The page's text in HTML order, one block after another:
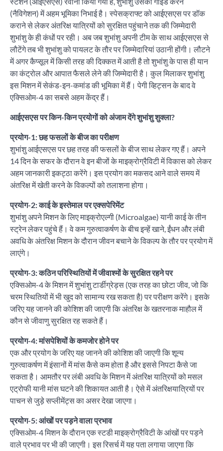
(नैविगेशन) में अहम भूमिका निभाई है। स्पेसक्राफ्ट को आईएसएस पर डॉक
कराने से लेकर अंतरिक्ष यात्रियों को सुरक्षित पहुंचाने तक की जिम्मेदारी
शुभांशु के ही कंधों पर रही। अब जब शुभांशु अपनी टीम के साथ आईएसएस से
लौटेंगे तब भी शुभांशु को पायलट के तौर पर जिम्मेदारियां उठानी होंगी। लौटने
में अगर कैप्सूल में किसी तरह की दिक्कत में आती है तो शुभांशु के पास ही यान
का कंट्रोल और आपात फैसले लेने की जिम्मेदारी है। कुल मिलाकर शुभांशु
इस मिशन में सेकंड-इन-कमांड की भूमिका में हैं। पेगी व्हिट्सन के बाद वे
एक्सिओम-4 का सबसे अहम केंद्र हैं।
आईएसएस पर किन-किन प्रयोगों को अंजाम देंगे शुभांशु शुक्ला?
प्रयोग-1: छह फसलों के बीज का परीक्षण
शुभांशु आईएसएस पर छह तरह की फसलों के बीज साथ लेकर गए हैं। अपने
14 दिन के सफर के दौरान वे इन बीजों के माइक्रोग्रैविटी में विकास को लेकर
अहम जानकारी इकट्ठा करेंगे। इस प्रयोग का मकसद आने वाले समय में
अंतरिक्ष में खेती करने के विकल्पों को तलाशना होगा।
प्रयोग-2: काई के इस्तेमाल पर एक्सपेरिमेंट
शुभांशु अपने मिशन के लिए माइक्रोएल्गी (Microalgae) यानी काई के तीन
स्ट्रेन लेकर पहुंचे हैं। वे कम गुरुत्वाकर्षण के बीच इन्हें खाने, ईंधन और लंबी
अवधि के अंतरिक्ष मिशन के दौरान जीवन बचाने के विकल्प के तौर पर प्रयोग में
लाएंगे।
प्रयोग-3: कठिन परिस्थितियों में जीवाश्मों के सुरक्षित रहने पर
एक्सिओम-4 के मिशन में शुभांशु टार्डीग्रेड्स (एक तरह का छोटा जीव, जो कि
चरम स्थितियों में भी खुद को सामान्य रख सकता है) पर परीक्षण करेंगे। इसके
जरिए यह जानने की कोशिश की जाएगी कि अंतरिक्ष के खतरनाक माहौल में
कौन से जीवाणु सुरक्षित रह सकते हैं।
प्रयोग-4: मांसपेशियों के कमजोर होने पर
एक और प्रयोग के जरिए यह जानने की कोशिश की जाएगी कि शून्य
गुरुत्वाकर्षण में इंसानों में मांस कैसे कम होता है और इससे निपटा कैसे जा
सकता है। आमतौर पर लंबी अवधि के मिशन में अंतरिक्ष यात्रियों को मसल
एट्रोफी यानी मांस घटने की शिकायत आती है। ऐसे में अंतरिक्षयात्रियों पर
पाचन से जुड़े सप्लीमेंट्स का असर देखा जाएगा।
प्रयोग-5: आंखों पर पड़ने वाला प्रभाव
एक्सिओम-4 मिशन के दौरान एक स्टडी माइक्रोग्रैविटी के आंखों पर पड़ने
वाले प्रभाव पर भी की जाएगी। इस रिसर्च में यह पता लगाया जाएगा कि